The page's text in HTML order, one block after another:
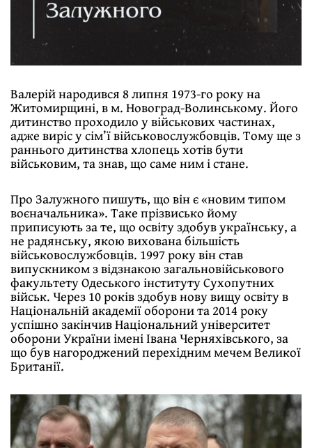
Валерій народився 8 липня 1973-го року на
Житомирщині, в м. Новоград-Волинському. Його
дитинство проходило у військових частинах,
адже виріс у сім’ї військовослужбовців. Тому ще з
раннього дитинства хлопець хотів бути
військовим, та знав, що саме ним і стане.
Про Залужного пишуть, що він є «новим типом
воєначальника». Таке прізвисько йому
приписують за те, що освіту здобув українську, а
не радянську, якою вихована більшість
військовослужбовців. 1997 року він став
випускником з відзнакою загальновійськового
факультету Одеського інституту Сухопутних
військ. Через 10 років здобув нову вищу освіту в
Національній академії оборони та 2014 року
успішно закінчив Національний університет
оборони України імені Івана Черняхівського, за
що був нагороджений перехідним мечем Великої
Британії.